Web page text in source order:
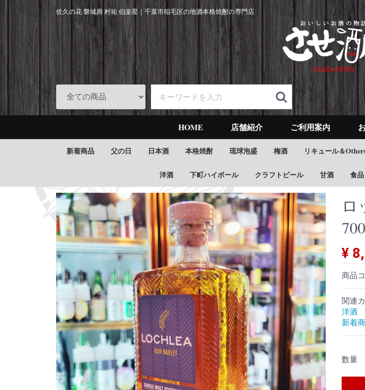
佐久の花 磐城壽 村祐 伯楽星｜ 千葉市稲毛区の地酒本格焼酎の専門店
HOME 店舗紹介 ご利用案内
新着商品 父の日 日本酒 本格焼酎 琉球泡盛 梅酒 リキュール＆
洋酒 下町ハイボール クラフトビール 甘酒 食品
ロ
¥
商品
関連
洋酒
新着
数量